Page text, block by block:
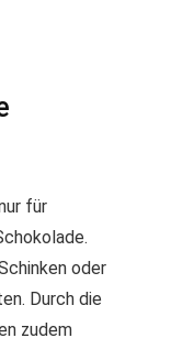
für
oder
Durch die
zudem